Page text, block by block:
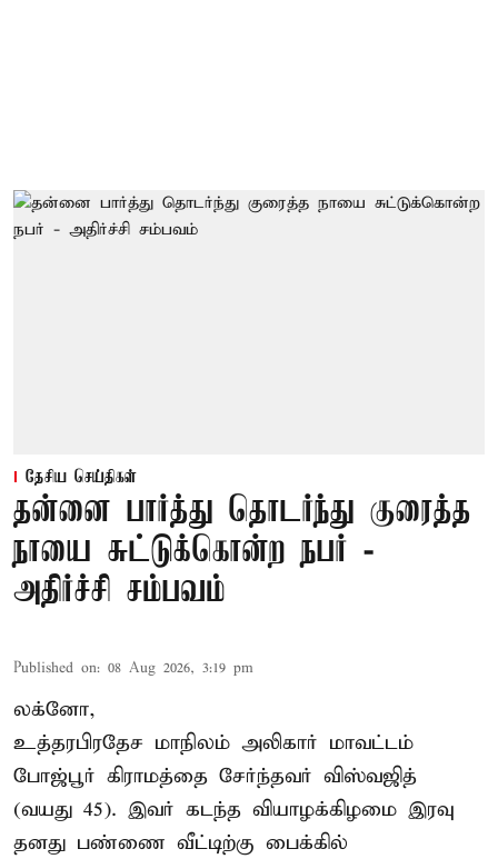
தேசிய செய்திகள்
தன்னை பார்த்து தொடர்ந்து குரைத்த
நாயை சுட்டுக்கொன்ற நபர் -
அதிர்ச்சி சம்பவம்
Published on: 08 Aug 2026, 3:19 pm
லக்னோ,
உத்தரபிரதேச மாநிலம் அலிகார் மாவட்டம்
போஜ்பூர் கிராமத்தை சேர்ந்தவர் விஸ்வஜித்
(வயது 45). இவர் கடந்த வியாழக்கிழமை இரவு
தனது பண்ணை வீட்டிற்கு பைக்கில்